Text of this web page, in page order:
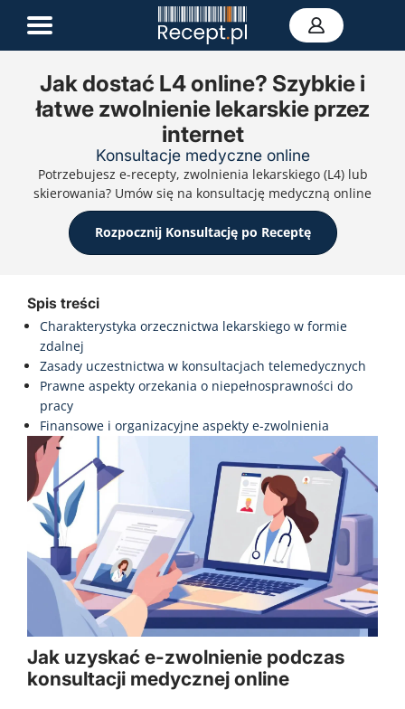
E-recepta
E-skierowanie
Teleporada
Portal zdrowia
Kontakt
Jak dostać L4 online? Szybkie i
łatwe zwolnienie lekarskie przez
internet
Konsultacje medyczne online
Potrzebujesz e-recepty, zwolnienia lekarskiego (L4) lub
skierowania? Umów się na konsultację medyczną online
Rozpocznij Konsultację po Receptę
Spis treści
Charakterystyka orzecznictwa lekarskiego w formie
zdalnej
Zasady uczestnictwa w konsultacjach telemedycznych
Prawne aspekty orzekania o niepełnosprawności do
pracy
Finansowe i organizacyjne aspekty e-zwolnienia
Jak uzyskać e-zwolnienie podczas
konsultacji medycznej online